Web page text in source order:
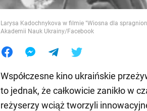
Larysa Kadochnykova w filmie "Wiosna dla
Akademii Nauk Ukrainy/Facebook
Współczesne kino ukraińskie
to jednak, że całkowicie zanikło w
reżyserzy wciąż tworzyli